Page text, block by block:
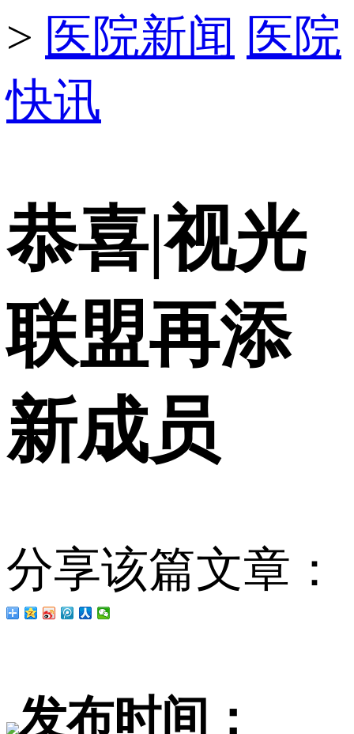
> 医院新闻 医院
快讯
恭喜|视光
联盟再添
新成员
分享该篇文章：
发布时间：